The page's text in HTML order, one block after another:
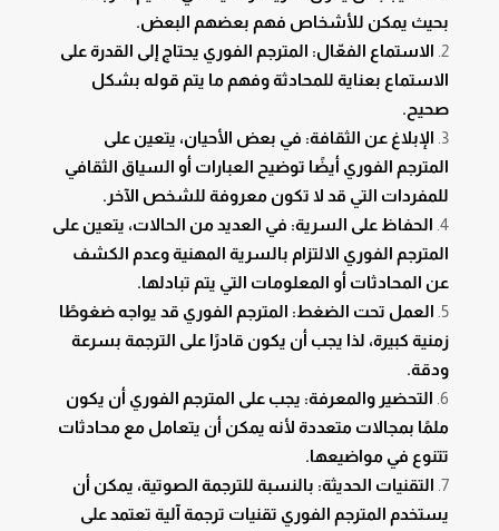
بحيث يمكن للأشخاص فهم بعضهم البعض.
الاستماع الفعّال: المترجم الفوري يحتاج إلى القدرة على
الاستماع بعناية للمحادثة وفهم ما يتم قوله بشكل
صحيح.
الإبلاغ عن الثقافة: في بعض الأحيان، يتعين على
المترجم الفوري أيضًا توضيح العبارات أو السياق الثقافي
للمفردات التي قد لا تكون معروفة للشخص الآخر.
الحفاظ على السرية: في العديد من الحالات، يتعين على
المترجم الفوري الالتزام بالسرية المهنية وعدم الكشف
عن المحادثات أو المعلومات التي يتم تبادلها.
العمل تحت الضغط: المترجم الفوري قد يواجه ضغوطًا
زمنية كبيرة، لذا يجب أن يكون قادرًا على الترجمة بسرعة
ودقة.
التحضير والمعرفة: يجب على المترجم الفوري أن يكون
ملمًا بمجالات متعددة لأنه يمكن أن يتعامل مع محادثات
تتنوع في مواضيعها.
التقنيات الحديثة: بالنسبة للترجمة الصوتية، يمكن أن
يستخدم المترجم الفوري تقنيات ترجمة آلية تعتمد على